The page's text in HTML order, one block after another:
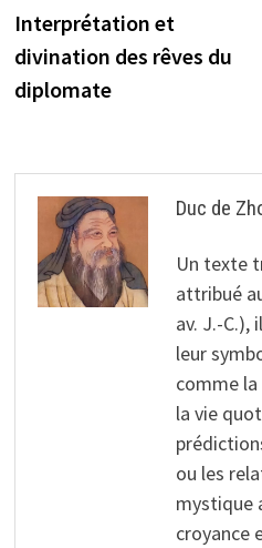
de
l’article
Interprétation et
divination des rêves du
diplomate
Duc de
Un texte
attribué
av. J.-C.),
leur
comme
la vie
ou les
mystique
croyance